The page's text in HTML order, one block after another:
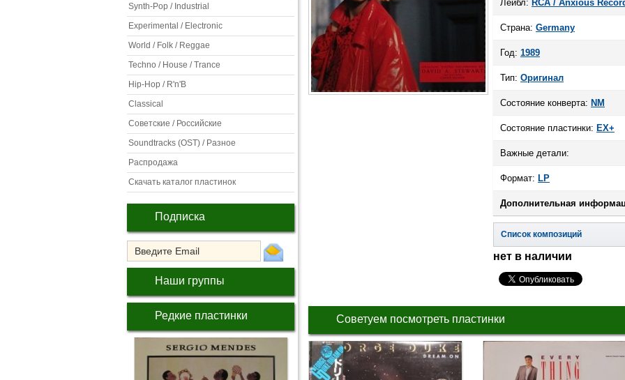
Synth-Pop / Industrial
Experimental / Electronic
World / Folk / Reggae
Techno / House / Trance
Hip-Hop / R'n'B
Classical
Советские / Российские
Soundtracks (OST) / Разное
Распродажа
Скачать каталог пластинок
Подписка
Наши группы
Редкие пластинки
Лейбл: RCA ‎/ Anxious
Страна: Germany
Год: 1989
Тип: Оригинал
Состояние конверта: NM
Состояние пластинки: EX+
Важные детали:
Формат: LP
Дополнительная
Список композиций
нет в наличии
Советуем посмотреть пластинки